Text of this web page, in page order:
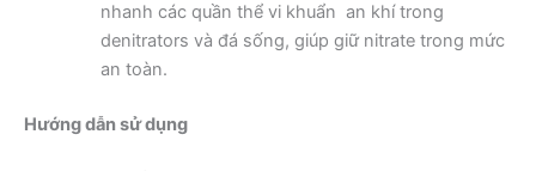
nhanh các quần thể vi khuẩn an khí trong
denitrators và đá sống, giúp giữ nitrate trong mức
an toàn.
Hướng dẫn sử dụng